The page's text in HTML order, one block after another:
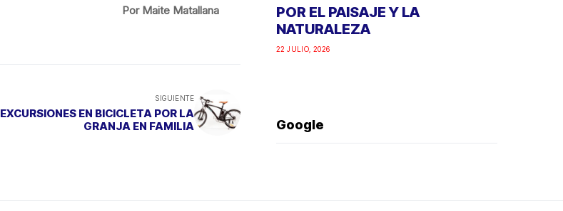
Por Maite Matallana
SIGUIENTE
EXCURSIONES EN BICICLETA POR LA
GRANJA EN FAMILIA
POR EL PAISAJE Y LA
NATURALEZA
22 JULIO, 2026
Google